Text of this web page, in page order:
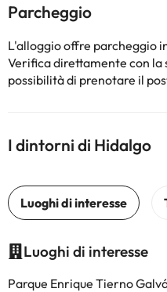
Parcheggio
L'alloggio offre parcheggio
Verifica direttamente con
possibilità di prenotare il
I dintorni di Hidalgo
Luoghi di interesse
Parque Enrique Tierno